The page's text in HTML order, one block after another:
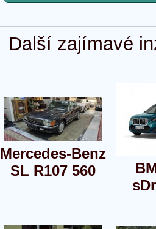
Další zajímavé
Mercedes-Benz
SL R107 560